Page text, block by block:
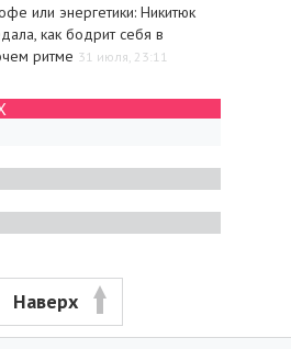
или энергетики: Никитюк
как бодрит себя в
ритме 31 июля, 23:11
Наверх